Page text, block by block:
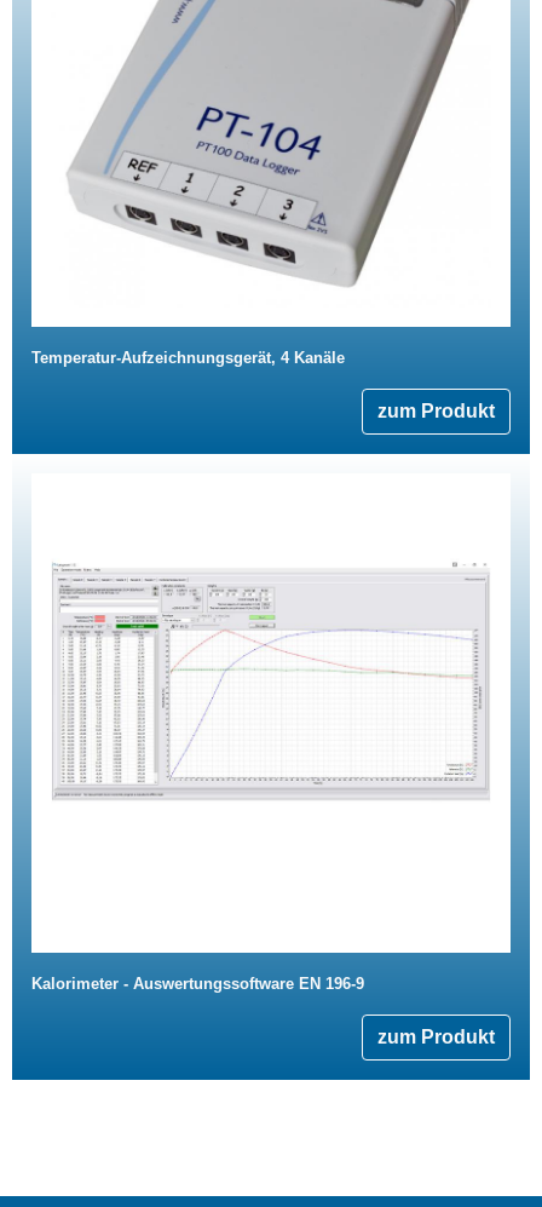
Temperatur-Aufzeichnungsgerät, 4 Kanäle
zum Produkt
Kalorimeter - Auswertungssoftware EN 196-9
zum Produkt